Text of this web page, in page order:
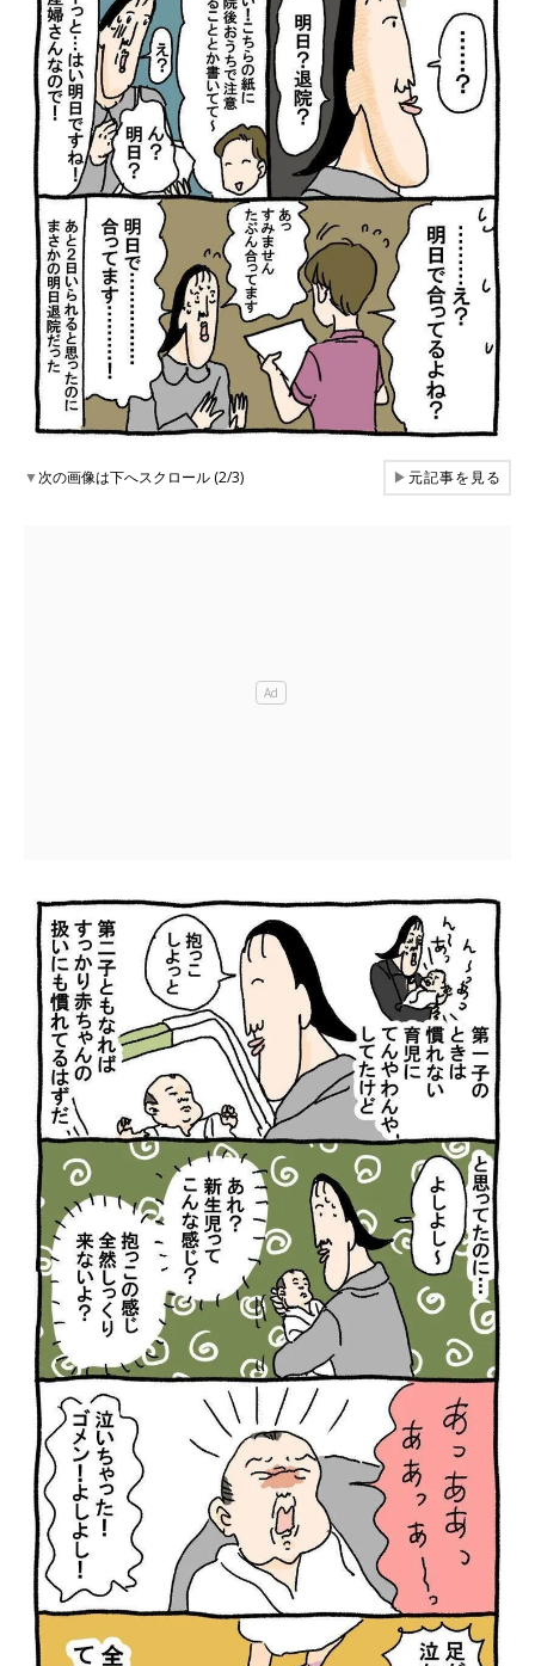
▼次の画像は下へスクロール (2/3) ▶元記事を見る